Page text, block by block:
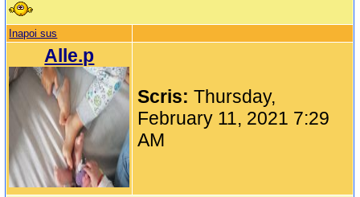
Inapoi sus
Alle.p
Scris:Thursday,
February 11, 2021 7:29
AM